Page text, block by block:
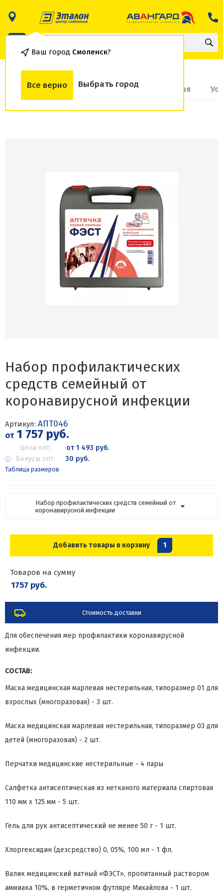
Ваш город Смоленск?
Все верно Выбрать город
О товаре Доставка и оплата Гарантия
Набор профилактических
средств семейный от
коронавирусной инфекции
Артикул: АПТ046
от1 757 руб.
Цена опт:
от 1 493 руб.
Бонусы опт:
30 руб.
Таблица размеров
Набор профилактических средств семейный от
коронавирусной инфекции
Добавить товары в корзину 1
Товаров на сумму
1757 руб.
Стоимость доставки
Для обеспечения мер профилактики коронавирусной
инфекции.
СОСТАВ:
Маска медицинская марлевая нестерильная, типоразмер 01 для
взрослых (многоразовая) - 3 шт.
Маска медицинская марлевая нестерильная, типоразмер 03 для
детей (многоразовая) - 2 шт.
Перчатки медицинские нестерильные - 4 пары
Салфетка антисептическая из нетканого материала спиртовая
110 мм х 125 мм - 5 шт.
Гель для рук антисептический не менее 50 г - 1 шт.
Хлоргексидин (дезсредство) 0, 05%, 100 мл - 1 фл.
Валик медицинский ватный «ФЭСТ», пропитанный раствором
аммиака 10%, в герметичном футляре Михайлова - 1 шт.